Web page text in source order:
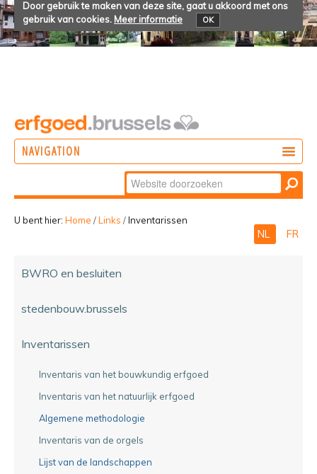
Door gebruik te maken van deze site, gaat u akkoord met ons
gebruik van cookies. Meer informatie OK
NAVIGATION
Zoek
Geavanceerd
zoeken...
U bent hier: Home /Links /Inventarissen
NL FR
BWRO en besluiten
stedenbouw.brussels
Inventarissen
Inventaris van het bouwkundig erfgoed
Inventaris van het natuurlijk erfgoed
Algemene methodologie
Inventaris van de orgels
Lijst van de landschappen